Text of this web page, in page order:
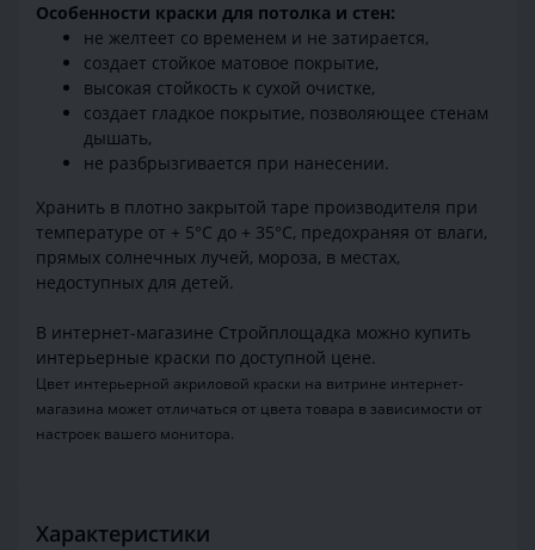
Особенности краски для потолка и стен:
не желтеет со временем и не затирается,
создает стойкое матовое покрытие,
высокая стойкость к сухой очистке,
создает гладкое покрытие, позволяющее стенам
дышать,
не разбрызгивается при нанесении.
Хранить в плотно закрытой таре производителя при
температуре от + 5°С до + 35°С, предохраняя от влаги,
прямых солнечных лучей, мороза, в местах,
недоступных для детей.
В интернет-магазине Стройплощадка можно купить
интерьерные краски по доступной цене.
Цвет интерьерной акриловой краски на витрине интернет-
магазина может отличаться от цвета товара в зависимости от
настроек вашего монитора.
Характеристики